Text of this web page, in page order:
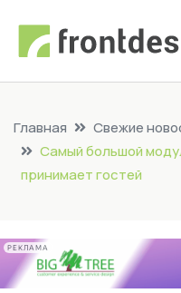
Главная
Свежие
Cамый большой
принимает гостей
РЕКЛАМА